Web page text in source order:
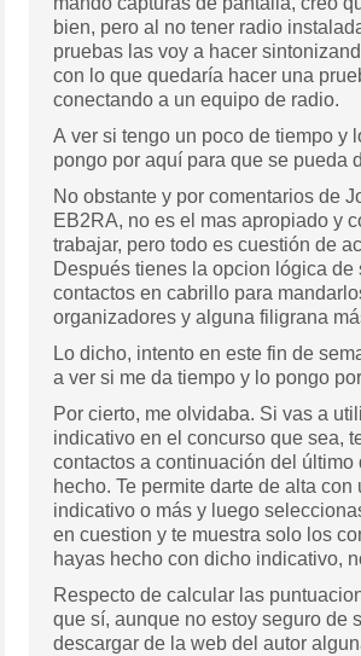
bien, pero al no tener radio
pruebas las voy a hacer
con lo que quedaría hacer una
conectando a un equipo de radio.
A ver si tengo un poco de tiempo y
pongo por aquí para que se pueda
No obstante y por comentarios de
EB2RA, no es el mas apropiado y
trabajar, pero todo es cuestión de
Después tienes la opcion lógica de
contactos en cabrillo para
organizadores y alguna filigrana
Lo dicho, intento en este fin de
a ver si me da tiempo y lo pongo
Por cierto, me olvidaba. Si vas a
indicativo en el concurso que sea,
contactos a continuación del último
hecho. Te permite darte de alta con
indicativo o más y luego
en cuestion y te muestra solo los
hayas hecho con dicho indicativo,
Respecto de calcular las
que sí, aunque no estoy seguro de
descargar de la web del autor